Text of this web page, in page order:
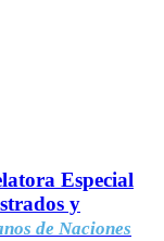
Especial
y
de Naciones